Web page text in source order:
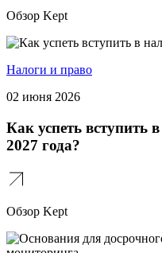
Обзор Kept
Налоги и право
02 июня 2026
Как успеть вступить
2027 года?
Обзор Kept